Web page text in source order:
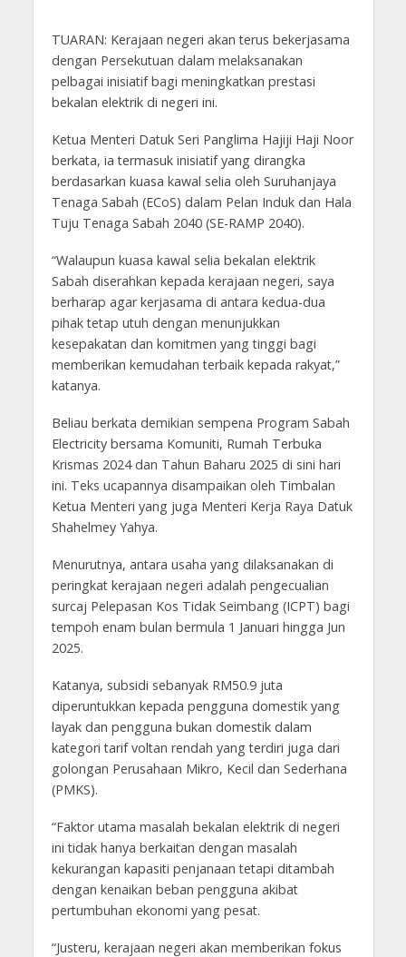
TUARAN: Kerajaan negeri akan terus bekerjasama
dengan Persekutuan dalam melaksanakan
pelbagai inisiatif bagi meningkatkan prestasi
bekalan elektrik di negeri ini.
Ketua Menteri Datuk Seri Panglima Hajiji Haji Noor
berkata, ia termasuk inisiatif yang dirangka
berdasarkan kuasa kawal selia oleh Suruhanjaya
Tenaga Sabah (ECoS) dalam Pelan Induk dan Hala
Tuju Tenaga Sabah 2040 (SE-RAMP 2040).
“Walaupun kuasa kawal selia bekalan elektrik
Sabah diserahkan kepada kerajaan negeri, saya
berharap agar kerjasama di antara kedua-dua
pihak tetap utuh dengan menunjukkan
kesepakatan dan komitmen yang tinggi bagi
memberikan kemudahan terbaik kepada rakyat,”
katanya.
Beliau berkata demikian sempena Program Sabah
Electricity bersama Komuniti, Rumah Terbuka
Krismas 2024 dan Tahun Baharu 2025 di sini hari
ini. Teks ucapannya disampaikan oleh Timbalan
Ketua Menteri yang juga Menteri Kerja Raya Datuk
Shahelmey Yahya.
Menurutnya, antara usaha yang dilaksanakan di
peringkat kerajaan negeri adalah pengecualian
surcaj Pelepasan Kos Tidak Seimbang (ICPT) bagi
tempoh enam bulan bermula 1 Januari hingga Jun
2025.
Katanya, subsidi sebanyak RM50.9 juta
diperuntukkan kepada pengguna domestik yang
layak dan pengguna bukan domestik dalam
kategori tarif voltan rendah yang terdiri juga dari
golongan Perusahaan Mikro, Kecil dan Sederhana
(PMKS).
“Faktor utama masalah bekalan elektrik di negeri
ini tidak hanya berkaitan dengan masalah
kekurangan kapasiti penjanaan tetapi ditambah
dengan kenaikan beban pengguna akibat
pertumbuhan ekonomi yang pesat.
“Justeru, kerajaan negeri akan memberikan fokus